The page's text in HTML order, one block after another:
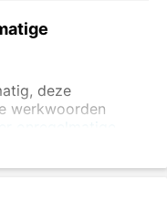
deze
werkwoorden